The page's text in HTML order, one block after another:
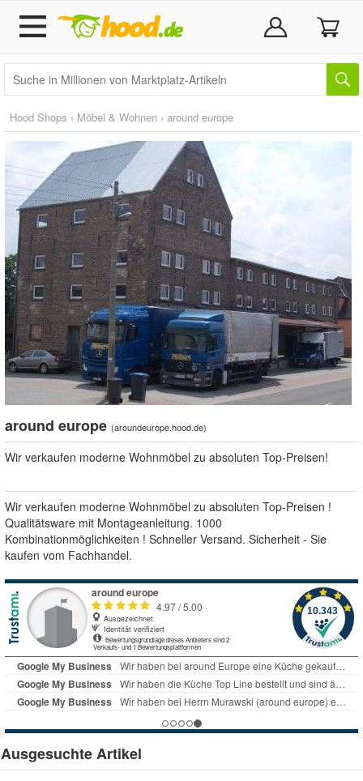
Hood Shops › Möbel & Wohnen › around europe
around europe (aroundeurope.hood.de)
Wir verkaufen moderne Wohnmöbel zu absoluten Top-Preisen!
Wir verkaufen moderne Wohnmöbel zu absoluten Top-Preisen !
Qualitätsware mit Montageanleitung. 1000
Kombinationmöglichkeiten ! Schneller Versand. Sicherheit - Sie
kaufen vom Fachhandel.
Ausgesuchte Artikel
- 80%